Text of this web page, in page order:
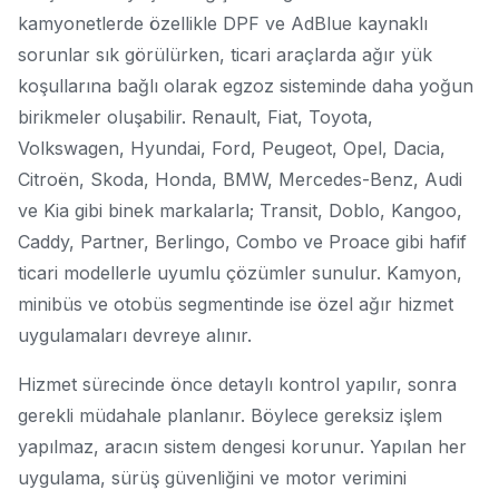
kamyonetlerde özellikle DPF ve AdBlue kaynaklı
sorunlar sık görülürken, ticari araçlarda ağır yük
koşullarına bağlı olarak egzoz sisteminde daha yoğun
birikmeler oluşabilir. Renault, Fiat, Toyota,
Volkswagen, Hyundai, Ford, Peugeot, Opel, Dacia,
Citroën, Skoda, Honda, BMW, Mercedes-Benz, Audi
ve Kia gibi binek markalarla; Transit, Doblo, Kangoo,
Caddy, Partner, Berlingo, Combo ve Proace gibi hafif
ticari modellerle uyumlu çözümler sunulur. Kamyon,
minibüs ve otobüs segmentinde ise özel ağır hizmet
uygulamaları devreye alınır.
Hizmet sürecinde önce detaylı kontrol yapılır, sonra
gerekli müdahale planlanır. Böylece gereksiz işlem
yapılmaz, aracın sistem dengesi korunur. Yapılan her
uygulama, sürüş güvenliğini ve motor verimini